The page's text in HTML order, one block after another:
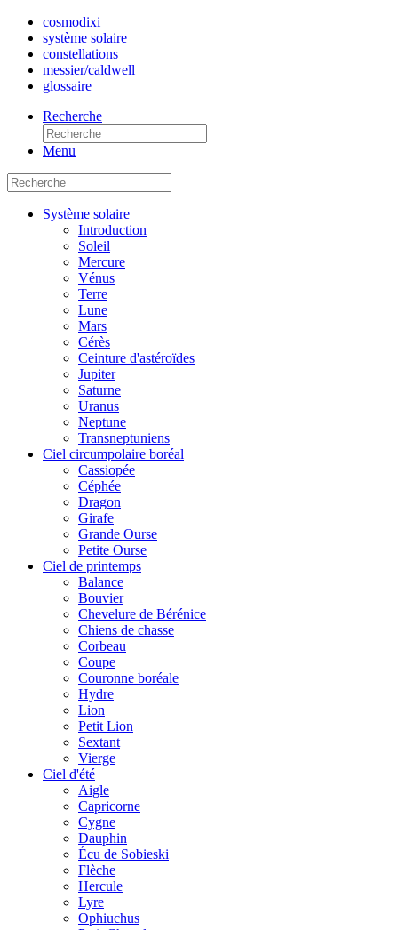
cosmodixi
système solaire
constellations
messier/caldwell
glossaire
Recherche
Menu
Système solaire
Introduction
Soleil
Mercure
Vénus
Terre
Lune
Mars
Cérès
Ceinture d'astéroïdes
Jupiter
Saturne
Uranus
Neptune
Transneptuniens
Ciel circumpolaire boréal
Cassiopée
Céphée
Dragon
Girafe
Grande Ourse
Petite Ourse
Ciel de printemps
Balance
Bouvier
Chevelure de Bérénice
Chiens de chasse
Corbeau
Coupe
Couronne boréale
Hydre
Lion
Petit Lion
Sextant
Vierge
Ciel d'été
Aigle
Capricorne
Cygne
Dauphin
Écu de Sobieski
Flèche
Hercule
Lyre
Ophiuchus